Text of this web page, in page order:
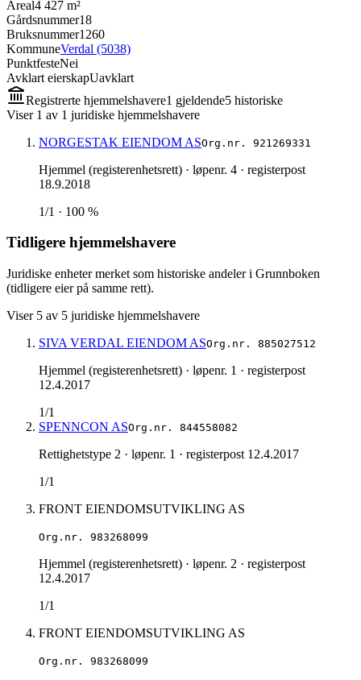
Areal4 427 m²
Gårdsnummer18
Bruksnummer1260
KommuneVerdal (5038)
PunktfesteNei
Avklart eierskapUavklart
Registrerte hjemmelshavere1 gjeldende5 historiske
Viser 1 av 1 juridiske hjemmelshavere
NORGESTAK EIENDOM ASOrg.nr. 921269331
Hjemmel (registerenhetsrett) · løpenr. 4 · registerpost
18.9.2018
1/1 · 100 %
Tidligere hjemmelshavere
Juridiske enheter merket som historiske andeler i Grunnboken
(tidligere eier på samme rett).
Viser 5 av 5 juridiske hjemmelshavere
SIVA VERDAL EIENDOM ASOrg.nr. 885027512
Hjemmel (registerenhetsrett) · løpenr. 1 · registerpost
12.4.2017
1/1
SPENNCON ASOrg.nr. 844558082
Rettighetstype 2 · løpenr. 1 · registerpost 12.4.2017
1/1
FRONT EIENDOMSUTVIKLING AS
Org.nr. 983268099
Hjemmel (registerenhetsrett) · løpenr. 2 · registerpost
12.4.2017
1/1
FRONT EIENDOMSUTVIKLING AS
Org.nr. 983268099